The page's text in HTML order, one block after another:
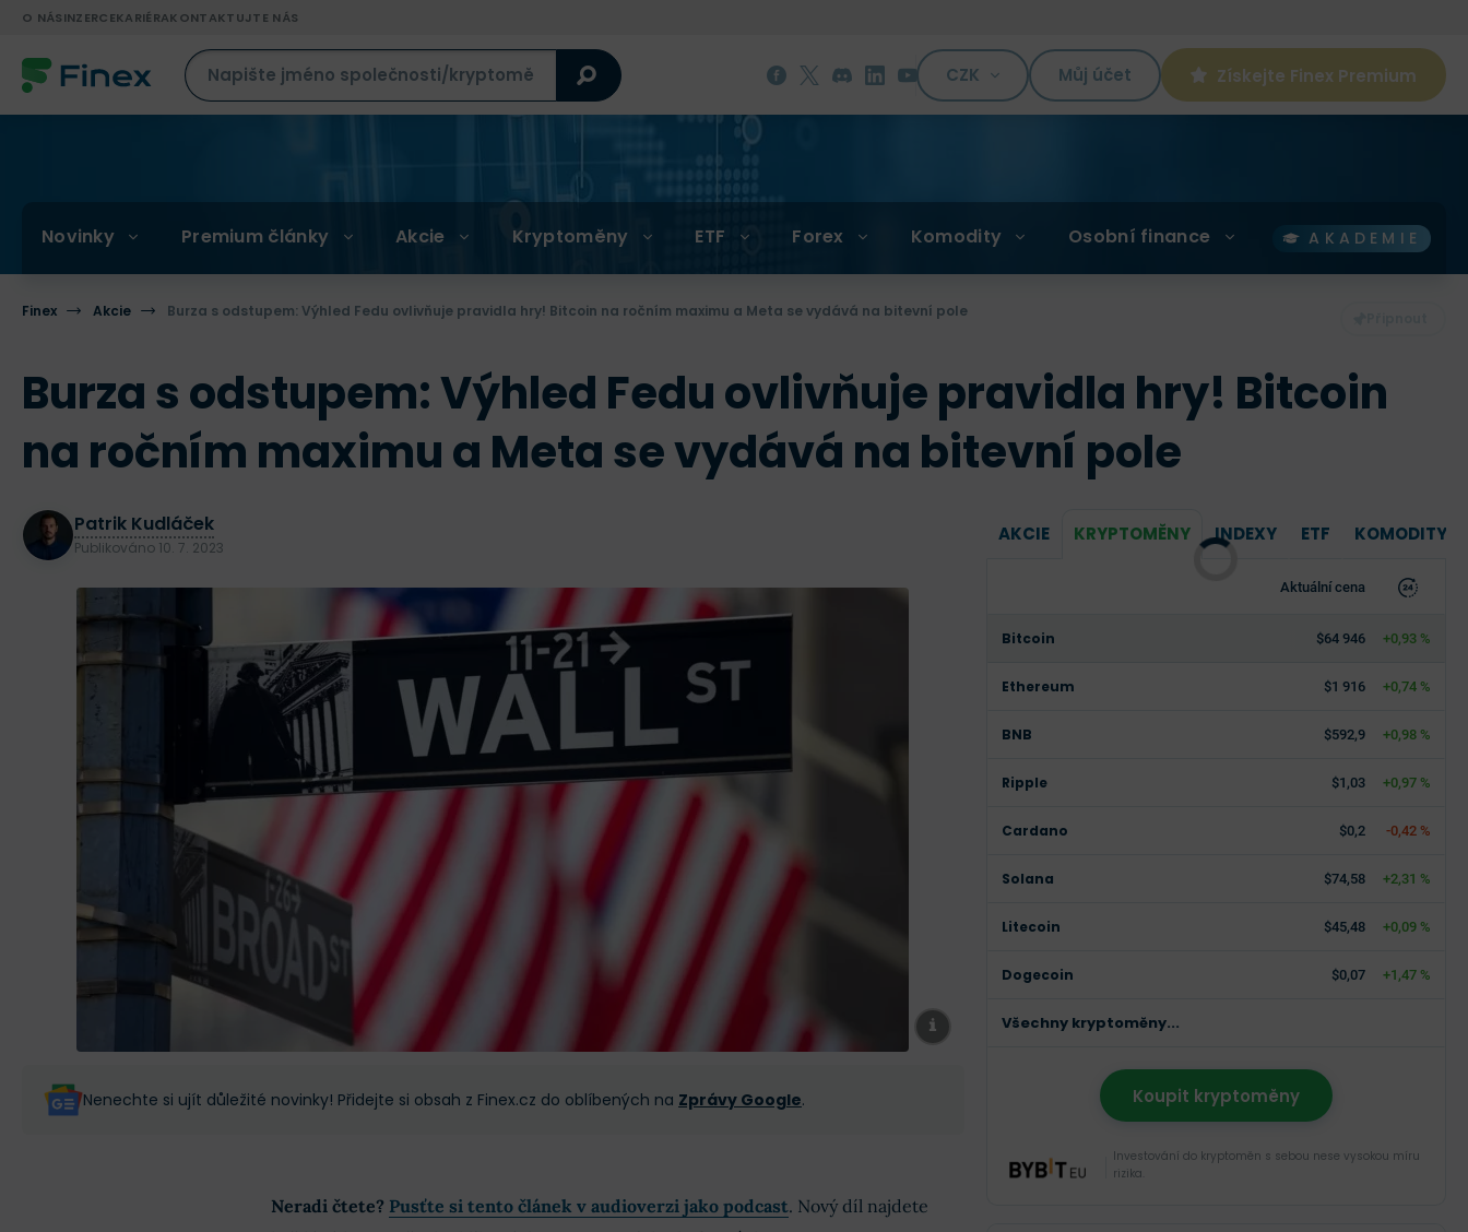
O NÁSINZERCEKARIÉRAKONTAKTUJTE NÁS
CZK Můj účet Získejte Finex Premium
Novinky Premium články Akcie Kryptoměny ETF Forex Komodity Osobní finance AKADEMIE
Finex Akcie Burza s odstupem: Výhled Fedu ovlivňuje pravidla hry! Bitcoin na ročním maximu a Meta se vydává na bitevní pole
Burza s odstupem: Výhled Fedu ovlivňuje pravidla hry! Bitcoin
na ročním maximu a Meta se vydává na bitevní pole
Patrik Kudláček
Publikováno 10. 7. 2023
Nenechte si ujít důležité novinky! Přidejte si obsah z Finex.cz do oblíbených na Zprávy Google.
Neradi čtete? Pusťte si tento článek v audioverzi jako podcast. Nový díl najdete
AKCIE KRYPTOMĚNY INDEXY ETF KOMODITY
Aktuální cena
Bitcoin $64 946 +0,93 %
Ethereum $1 916 +0,74 %
BNB $592,9 +0,98 %
Ripple $1,03 +0,97 %
Cardano $0,2 -0,42 %
Solana $74,58 +2,31 %
Litecoin $45,48 +0,09 %
Dogecoin $0,07 +1,47 %
Všechny kryptoměny...
Koupit kryptoměny
Investování do kryptoměn s sebou nese vysokou míru
rizika.